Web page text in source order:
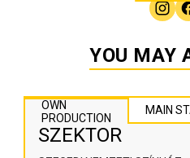
YOU MAY
OWN
PRODUCTION
MAIN
SZEKTOR